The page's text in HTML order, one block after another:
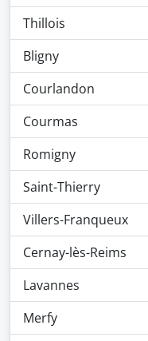
Thillois
Bligny
Courlandon
Courmas
Romigny
Saint-Thierry
Villers-Franqueux
Cernay-lès-Reims
Lavannes
Merfy